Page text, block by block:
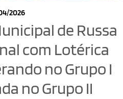
2026
de Russa
com Lotérica
no Grupo I
no Grupo II